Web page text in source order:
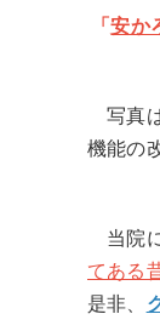
「安か
写真
機能の
当院
てある
是非、